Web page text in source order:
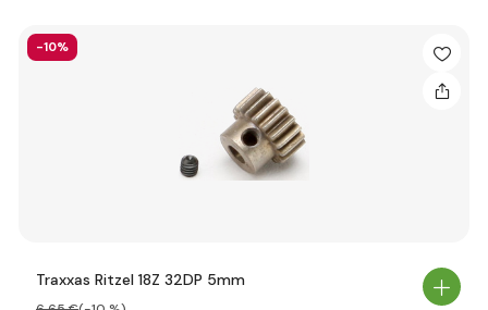
-10%
Traxxas Ritzel 18Z 32DP 5mm